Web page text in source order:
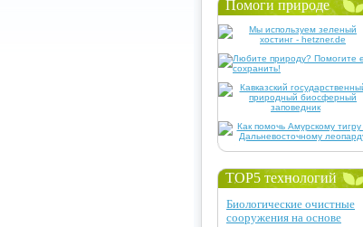
Помоги природе
TOP5 технологий
Биологические очистные
сооружения на основе